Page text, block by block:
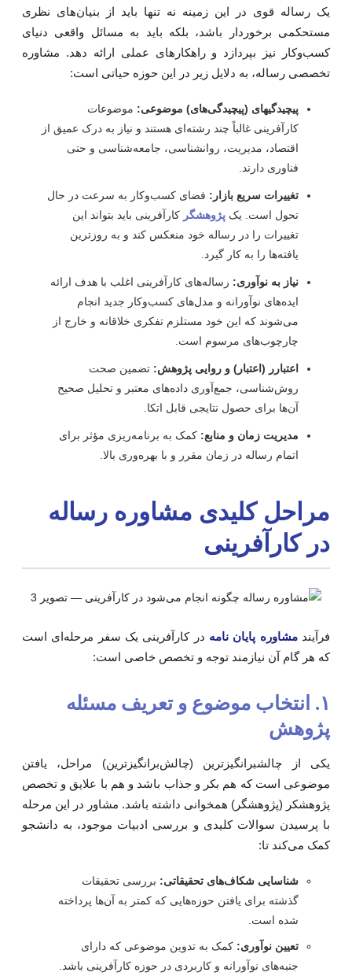
رساله قوی در این زمینه نه تنها باید از بنیان‌های نظری
برخوردار باشد، بلکه باید به مسائل واقعی دنیای
نیز بپردازد و راهکارهای عملی ارائه دهد. مشاوره
رساله، به دلایل زیر در این حوزه حیاتی است:
پیچیدگیهای (پیچیدگی‌های) موضوعی:موضوعات
کارآفرینی غالباً چند رشته‌ای هستند و نیاز به درک عمیق از
اقتصاد، مدیریت، روانشناسی، جامعه‌شناسی و حتی
فناوری دارند.
تغییرات سریع بازار: فضای کسب‌وکار به سرعت در حال
تحول است. یکپژوهشگرکارآفرینی باید بتواند این
تغییرات را در رساله خود منعکس کند و به روزترین
یافته‌ها را به کار گیرد.
نیاز به نوآوری: رساله‌های کارآفرینی اغلب با هدف ارائه
ایده‌های نوآورانه و مدل‌های کسب‌وکار جدید انجام
می‌شوند که این خود مستلزم تفکری خلاقانه و خارج از
چارچوب‌های مرسوم است.
اعتبارر (اعتبار) و روایی پژوهش:تضمین صحت
روش‌شناسی، جمع‌آوری داده‌های معتبر و تحلیل صحیح
آن‌ها برای حصول نتایجی قابل اتکا.
مدیریت زمان و منابع: کمک به برنامه‌ریزی مؤثر برای
اتمام رساله در زمان مقرر و با بهره‌وری بالا.
کلیدی مشاوره رساله
کارآفرینی
مشاوره پایان نامهدر کارآفرینی یک سفر مرحله‌ای است
هر گام آن نیازمند توجه و تخصص خاصی است:
۱. انتخاب موضوع و تعریف مسئله
از چالشبرانگیزترین (چالش‌برانگیزترین) مراحل، یافتن
است که هم بکر و جذاب باشد و هم با علایق و تخصص
(پژوهشگر) همخوانی داشته باشد. مشاور در این مرحله
پرسیدن سوالات کلیدی و بررسی ادبیات موجود، به دانشجو
می‌کند تا:
شناسایی شکاف‌های تحقیقاتی:بررسی تحقیقات
گذشته برای یافتن حوزه‌هایی که کمتر به آن‌ها پرداخته
شده است.
تعیین نوآوری: کمک به تدوین موضوعی که دارای
جنبه‌های نوآورانه و کاربردی در حوزه کارآفرینی باشد.